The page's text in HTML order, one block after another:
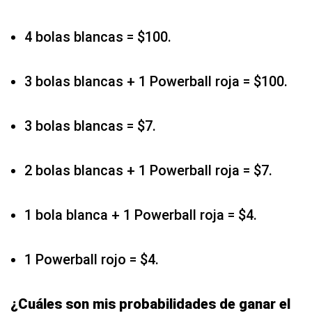
4 bolas blancas = $100.
3 bolas blancas + 1 Powerball roja = $100.
3 bolas blancas = $7.
2 bolas blancas + 1 Powerball roja = $7.
1 bola blanca + 1 Powerball roja = $4.
1 Powerball rojo = $4.
¿Cuáles son mis probabilidades de ganar el